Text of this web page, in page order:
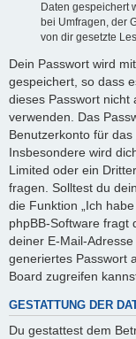
Daten gespeichert
bei Umfragen, der
von dir gesetzte
Dein Passwort wird
gespeichert, so dass
dieses Passwort nicht
verwenden. Das
Benutzerkonto für
Insbesondere wird
Limited oder ein
fragen. Solltest du
die Funktion „Ich
phpBB-Software fragt
deiner E-Mail-
generiertes Passwort
Board zugreifen
GESTATTUNG DER
Du gestattest dem